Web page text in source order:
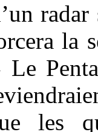
la
Le
les